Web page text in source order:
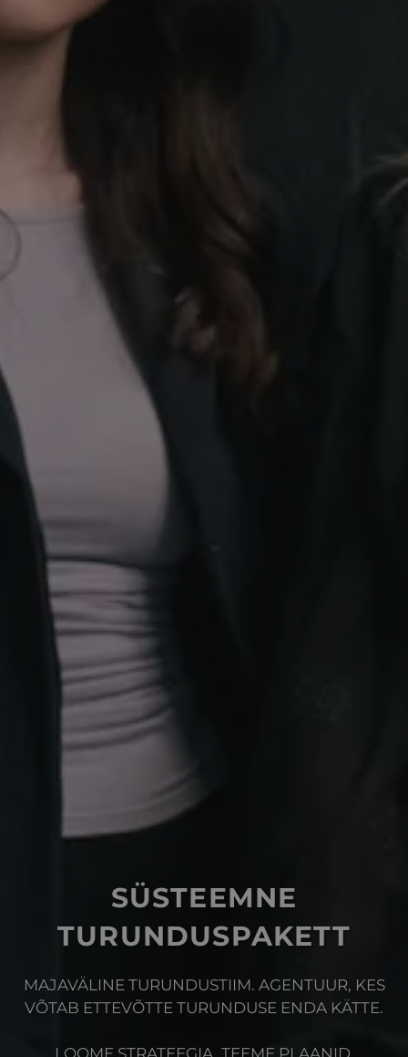
SÜSTEEMNE
TURUNDUSPAKETT
MAJAVÄLINE TURUNDUSTIIM. AGENTUUR, KES
VÕTAB ETTEVÕTTE TURUNDUSE ENDA KÄTTE.
LOOME STRATEEGIA, TEEME PLAANID,